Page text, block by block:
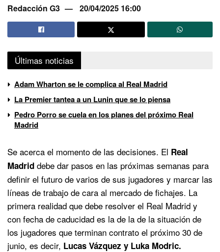
Redacción G3 20/04/2025 16:00
Últimas noticias
Adam Wharton se le complica al Real Madrid
La Premier tantea a un Lunin que se lo piensa
Pedro Porro se cuela en los planes del próximo Real
Madrid
Se acerca el momento de las decisiones. El Real
Madrid debe dar pasos en las próximas semanas para
definir el futuro de varios de sus jugadores y marcar las
líneas de trabajo de cara al mercado de fichajes. La
primera realidad que debe resolver el Real Madrid y
con fecha de caducidad es la de la de la situación de
los jugadores que terminan contrato el próximo 30 de
junio, es decir, Lucas Vázquez y Luka Modric.